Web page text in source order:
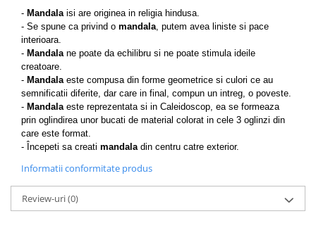
- Mandala isi are originea in religia hindusa.
- Se spune ca privind o mandala , putem avea liniste si pace
interioara.
- Mandala ne poate da echilibru si ne poate stimula ideile
creatoare.
- Mandala este compusa din forme geometrice si culori ce au
semnificatii diferite, dar care in final, compun un intreg, o poveste.
- Mandala este reprezentata si in Caleidoscop, ea se formeaza
prin oglindirea unor bucati de material colorat in cele 3 oglinzi din
care este format.
- Începeti sa creati mandala din centru catre exterior.
Informatii conformitate produs
Review-uri(0)